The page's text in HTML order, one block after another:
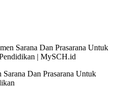
Sarana Dan Prasarana Untuk
| MySCH.id